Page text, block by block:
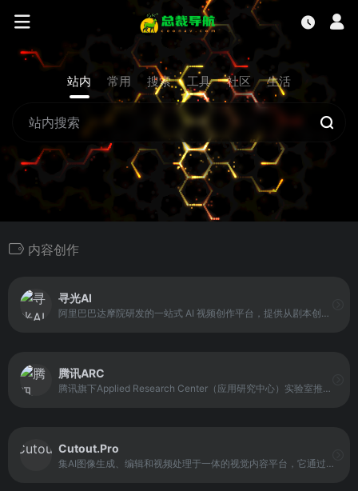
站内 常用 搜索 工具 社区 生活
内容创作
寻光AI
阿里巴巴达摩院研发的一站式 AI 视频创作平台，提供从剧本创作到分镜设计、角色定制、场景生成以及视频编辑的全流程服务。平台利用先进人工智能技术，支持 AI 辅助的剧本分析、角色和场景智能生成，以及视频内容的精细化编辑，包括目标新增、消除、编辑和风格变换等功能。
腾讯ARC
腾讯旗下Applied Research Center（应用研究中心）实验室推出的AI图像处理平台，专注于图像和视频的智能分析与优化。它利用深度学习算法对图像内容进行精细处理，支持人像修复、抠图、动漫增强、物体识别及多模态数据理解与生成。
Cutout.Pro
集AI图像生成、编辑和视频处理于一体的视觉内容平台，它通过先进的人工智能算法自动完成背景删除、图像修复、图像编辑及视频生成等操作，支持文本转语音和数字人内容制作，为广告创作者、电商设计师、内容运营者以及视觉设计师提供高效创作工具。